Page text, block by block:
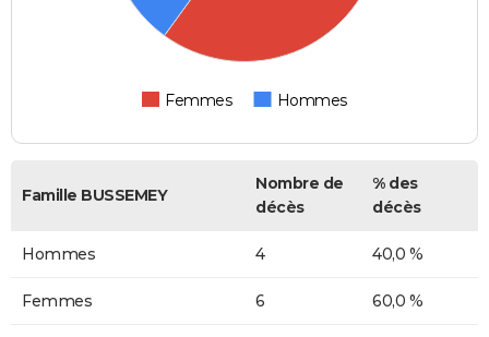
Femmes Hommes
Famille BUSSEMEY
Nombre de
décès
% des
décès
Hommes 4 40,0 %
Femmes 6 60,0 %